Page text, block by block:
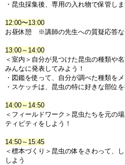
・昆虫採集後、専用の入れ物で保管し
12:00〜13:00
お昼休憩 ※講師の先生への質疑応答
13:00～14:00
＜室内＞自分が見つけた昆虫の種類や
みんなに発表してみよう！
・図鑑を使って、自分が調べた種類を
・スケッチは、昆虫の特に好きな部位
14:00～14:50
＜フィールドワーク＞昆虫たちを元の
ティビティをしよう！
14:50～15:45
＜標本づくり＞昆虫の体をさわって、
しよう